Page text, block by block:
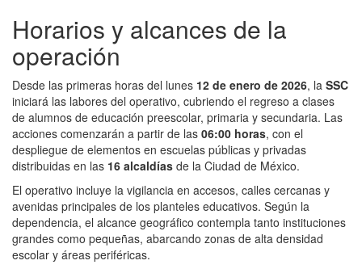
Horarios y alcances de la
operación
Desde las primeras horas del lunes 12 de enero de 2026, la SSC
iniciará las labores del operativo, cubriendo el regreso a clases
de alumnos de educación preescolar, primaria y secundaria. Las
acciones comenzarán a partir de las 06:00 horas, con el
despliegue de elementos en escuelas públicas y privadas
distribuidas en las 16 alcaldías de la Ciudad de México.
El operativo incluye la vigilancia en accesos, calles cercanas y
avenidas principales de los planteles educativos. Según la
dependencia, el alcance geográfico contempla tanto instituciones
grandes como pequeñas, abarcando zonas de alta densidad
escolar y áreas periféricas.